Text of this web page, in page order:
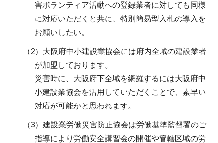
害ボランティア活動への登録業者に対しても同様
に対応いただくと共に、特別簡易型入札の導入を
お願いしたい。
（2）大阪府中小建設業協会には府内全域の建設業者
が加盟しております。
災害時に、大阪府下全域を網羅するには大阪府中
小建設業協会を活用していただくことで、素早い
対応が可能かと思われます。
（3）建設業労働災害防止協会は労働基準監督署のご
指導により労働安全講習会の開催や管轄区域の労